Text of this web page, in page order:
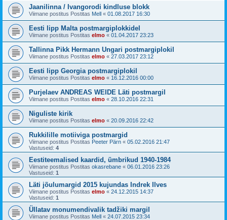
Jaanilinna / Ivangorodi kindluse blokk
Viimane postitus Postitas Mell « 01.08.2017 16:30
Eesti lipp Malta postmargiplokkidel
Viimane postitus Postitas elmo « 01.04.2017 23:23
Tallinna Pikk Hermann Ungari postmargiplokil
Viimane postitus Postitas elmo « 27.03.2017 23:12
Eesti lipp Georgia postmargiplokil
Viimane postitus Postitas elmo « 16.12.2016 00:00
Purjelaev ANDREAS WEIDE Läti postmargil
Viimane postitus Postitas elmo « 28.10.2016 22:31
Niguliste kirik
Viimane postitus Postitas elmo « 20.09.2016 22:42
Rukkilille motiiviga postmargid
Viimane postitus Postitas Peeter Pärn « 05.02.2016 21:47
Vastuseid: 4
Eestiteemalised kaardid, ümbrikud 1940-1984
Viimane postitus Postitas okasrebane « 06.01.2016 23:26
Vastuseid: 1
Läti jõulumargid 2015 kujundas Indrek Ilves
Viimane postitus Postitas elmo « 24.12.2015 14:37
Vastuseid: 1
Üllatav monumendivalik tadžiki margil
Viimane postitus Postitas Mell « 24.07.2015 23:34